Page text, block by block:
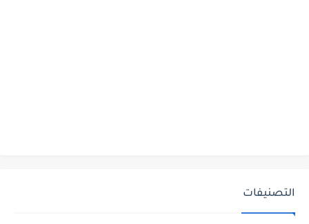
التصنيفات